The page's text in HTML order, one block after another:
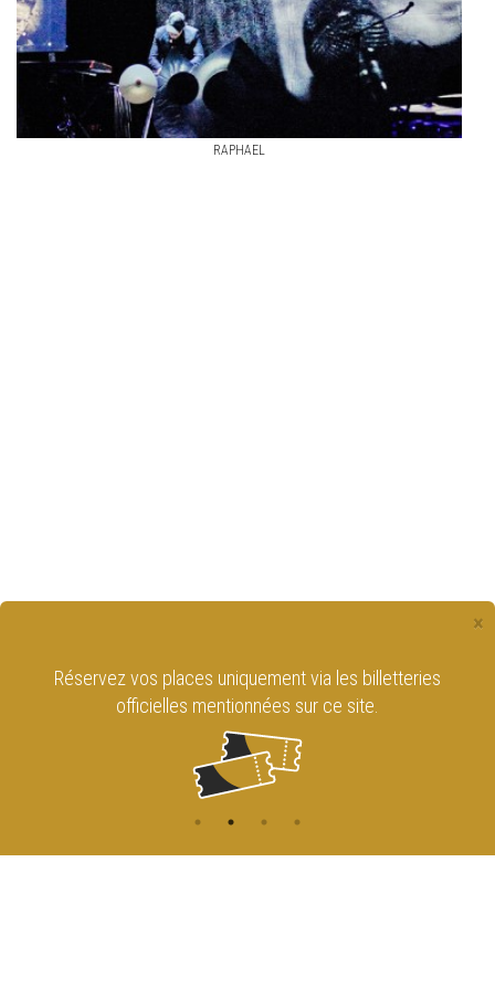
RAPHAEL
×
Réservez vos places uniquement via les billetteries
officielles mentionnées sur ce site.